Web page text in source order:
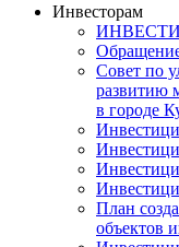
Инвесторам
Совет по
развитию
в городе
План
объектов